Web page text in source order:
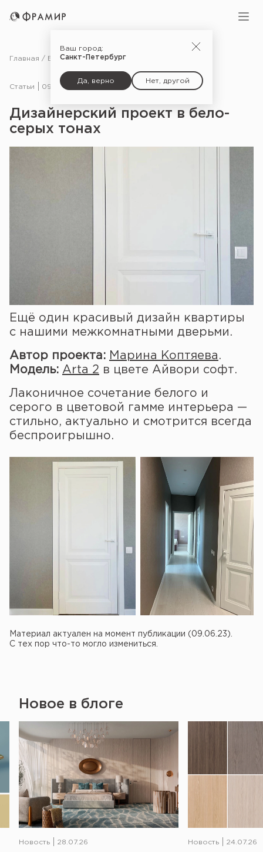
Ваш город:
Санкт-Петербург
Да, верно Нет, другой
Главная Блог Статьи
Статьи 09.06.23
Дизайнерский проект в бело-
серых тонах
Ещё один красивый дизайн квартиры
с нашими межкомнатными дверьми.
Автор проекта: Марина Коптяева .
Модель: Arta 2 в цвете Айвори софт.
Лаконичное сочетание белого и
серого в цветовой гамме интерьера —
стильно, актуально и смотрится всегда
беспроигрышно.
Материал актуален на момент публикации (09.06.23).
С тех пор что-то могло измениться.
Новое в блоге
Новость 28.07.26 Новость 24.07.26